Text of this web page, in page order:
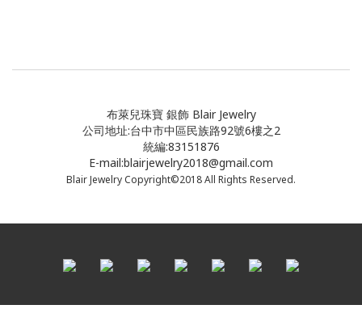
布萊兒珠寶 銀飾 Blair Jewelry
公司地址:台中市中區民族路92號6樓之2
統編:83151876
E-mail:blairjewelry2018@gmail.com
Blair Jewelry Copyright©2018 All Rights Reserved.